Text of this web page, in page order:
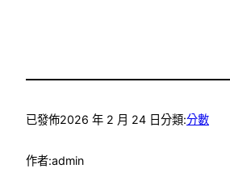
已發佈2026 年 2 月 24 日分類:分數
作者:admin